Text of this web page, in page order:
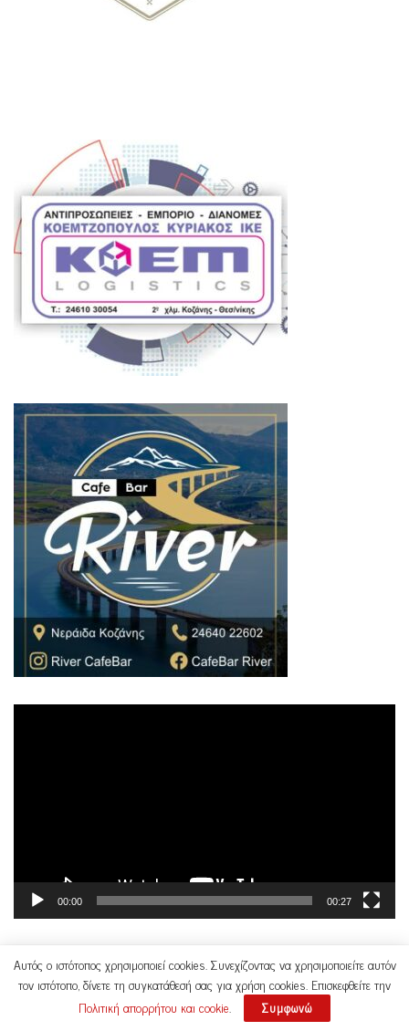
00:00 00:27
Αυτός ο ιστότοπος χρησιμοποιεί cookies. Συνεχίζοντας να χρησιμοποιείτε αυτόν
τον ιστότοπο, δίνετε τη συγκατάθεσή σας για χρήση cookies. Επισκεφθείτε την
Πολιτική απορρήτου και cookie. Συμφωνώ